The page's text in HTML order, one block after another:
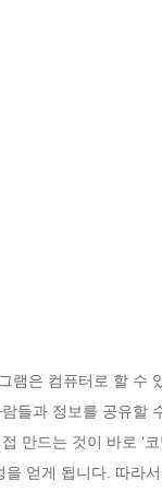
램은 컴퓨터로 할 수
들과 정보를 공유할
만드는 것이 바로 ‘
얻게 됩니다. 따라